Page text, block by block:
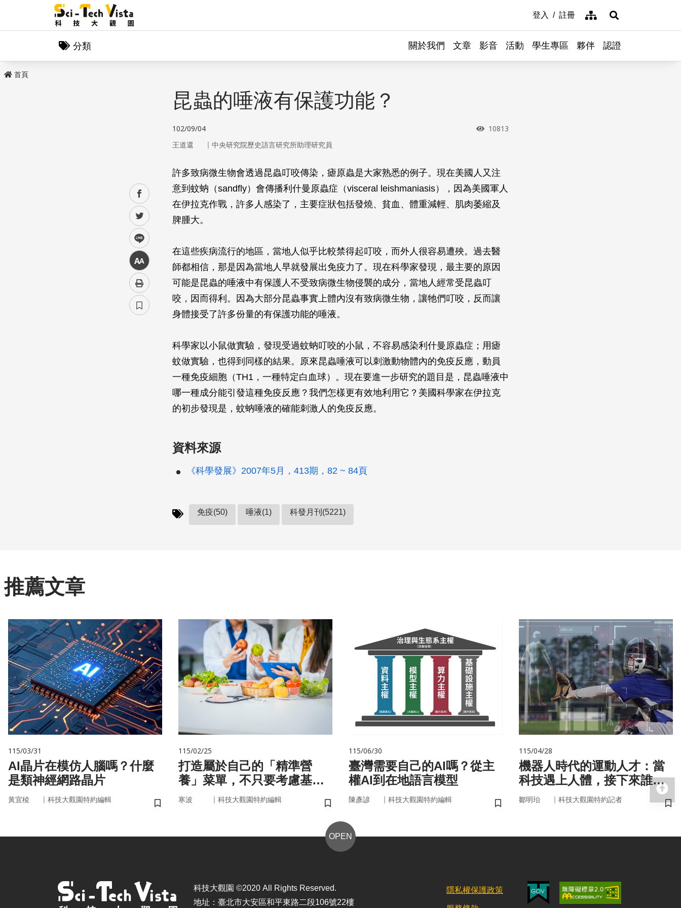
登入 註冊 網站導覽展開搜尋
分類 關於我們 文章 影音 活動 學生專區 夥伴 認證
首頁
facebook
twitter
line
中
昆蟲的唾液有保護功能？
102/09/04 瀏覽次數
10813
王道還 ｜ 中央研究院歷史語言研究所助理研究員
許多致病微生物會透過昆蟲叮咬傳染，瘧原蟲是大家熟悉的例子。現在美國人又注
意到蚊蚋（sandfly）會傳播利什曼原蟲症（visceral leishmaniasis），因為美國軍人
在伊拉克作戰，許多人感染了，主要症狀包括發燒、貧血、體重減輕、肌肉萎縮及
脾腫大。
在這些疾病流行的地區，當地人似乎比較禁得起叮咬，而外人很容易遭殃。過去醫
師都相信，那是因為當地人早就發展出免疫力了。現在科學家發現，最主要的原因
可能是昆蟲的唾液中有保護人不受致病微生物侵襲的成分，當地人經常受昆蟲叮
咬，因而得利。因為大部分昆蟲事實上體內沒有致病微生物，讓牠們叮咬，反而讓
身體接受了許多份量的有保護功能的唾液。
科學家以小鼠做實驗，發現受過蚊蚋叮咬的小鼠，不容易感染利什曼原蟲症；用瘧
蚊做實驗，也得到同樣的結果。原來昆蟲唾液可以刺激動物體內的免疫反應，動員
一種免疫細胞（TH1，一種特定白血球）。現在要進一步研究的題目是，昆蟲唾液中
哪一種成分能引發這種免疫反應？我們怎樣更有效地利用它？美國科學家在伊拉克
的初步發現是，蚊蚋唾液的確能刺激人的免疫反應。
資料來源
《科學發展》2007年5月，413期，82 ~ 84頁
免疫(50) 唾液(1) 科發月刊(5221)
推薦文章
115/03/31
AI晶片在模仿人腦嗎？什麼
是類神經網路晶片
黃宜稜 ｜ 科技大觀園特約編輯
儲存書籤
115/02/25
打造屬於自己的「精準營
養」菜單，不只要考慮基
因，關鍵更在腸道微生物
寒波 ｜ 科技大觀園特約編輯
儲存書籤
115/06/30
臺灣需要自己的AI嗎？從主
權AI到在地語言模型
陳彥諺 ｜ 科技大觀園特約編輯
儲存書籤
115/04/28
機器人時代的運動人才：當
科技遇上人體，接下來誰來
接手？
鄒明珆 ｜ 科技大觀園特約記者
儲
OPEN
科技大觀園 ©2020 All Rights Reserved.
地址：臺北市大安區和平東路二段106號22樓
隱私權保護政策
回